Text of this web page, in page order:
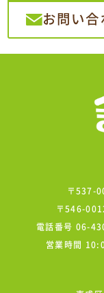
お問い合
〒537-
〒546-
電話番号 06-
営業時間